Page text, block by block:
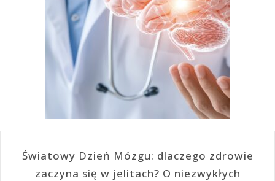
Światowy Dzień Mózgu: dlaczego zdrowie
zaczyna się w jelitach? O niezwykłych